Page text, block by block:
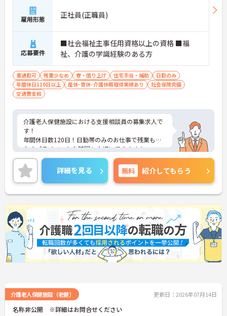
雇用形態 正社員(正職員)
応募要件
■社会福祉主事任用資格以上の資格 ■福
祉、介護の学識経験のある方
車通勤可 残業少なめ 寮・借り上げ 住宅手当・補助
日勤のみ
年間休日110日以上
産休･育休･介護休暇取得実績あり
社会保険完備
交通費支給
介護老人保健施設における支援相談員の募集求人で
す！
年間休日数120日！日勤帯のみのお仕事で残業も少
なくプライベートな時間も大切にできます！
ご興味ある方には、面接のポイントなど、さらに詳
細をお話致しますのでお気軽にご相談ください。
詳細を見る 無料 紹介してもらう
介護老人保健施設（老健） 更新日：2026年07月14日
名称非公開 ※詳細はお問合せください